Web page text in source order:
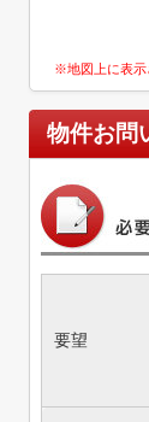
※地図上に表示
物件お問
要望